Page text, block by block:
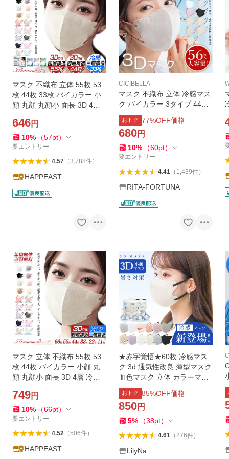
マスク 不織布 立体 55枚 53
枚 44枚 33枚 バイカラー 小
顔 丸顔 丸顔小 面長 3D 4層
ク 柔らかい 息しやすい 顔型
定期購入 男女人気
646円
10% （57pt）
要エントリー
4.57（3,788件）
HAPPEAST
CICIBELLA
マスク 不織布 立体 冷感マス
ク バイカラー 3タイプ 44枚
56枚 平ゴム 大容量 接触冷感
敏感肌に優しい不織布マスク
冷感 カラーマスク 小顔 花粉
対策 おしゃれ
おトク 77%OFF価格
680円
10% （60pt）
要エントリー
4.41（ 1,439件）
RITA-FORTUNA
マスク 立体 不織布 55枚 53
枚 44枚 バイカラー 小顔 丸
顔 丸顔小 面長 3D 4層 冷感 3
体マスク 3Dマスク 柔らかい
息しやすい 顔型
749円
10% （66pt）
要エントリー
4.52（506件）
HAPPEAST
★赤字覚悟★60枚 冷感マス
ク 3d 通気性改良 薄型マスク
血色マスク 立体 カラーマス
ク 不織布 小顔マスク 肌にや
さしい バイカラー 接触冷感
呼吸しやすい 保湿
おトク 85%OFF価格
850円
5% （38pt）
4.61（276件）
LilyNa